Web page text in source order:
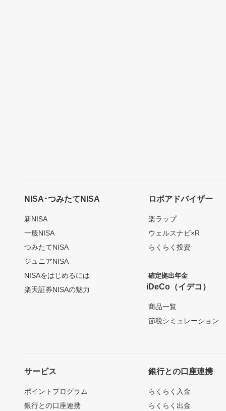
NISA･つみたてNISA
新NISA
一般NISA
つみたてNISA
ジュニアNISA
NISAをはじめるには
楽天証券NISAの魅力
ロボアドバイザー
楽ラップ
ウェルスナビ×R
らくらく投資
確定拠出年金
iDeCo（イデコ）
商品一覧
節税シミュレーション
サービス
ポイントプログラム
銀行との口座連携
銀行との口座連携
らくらく入金
らくらく出金